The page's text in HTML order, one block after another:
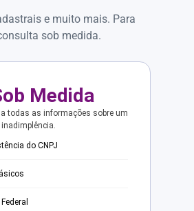
e muito mais. Para
sob medida.
Medida
todas as informações sobre um
do CNPJ